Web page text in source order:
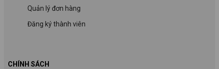
CHÍNH SÁCH
Quản lý đơn hàng
Đăng ký thành viên